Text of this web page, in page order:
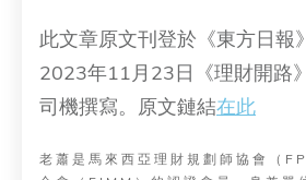
此文章原文刊登於《東方日報
2023年11月23日《理財開路
司機撰寫。原文鏈結在此
老蕭是馬來西亞理財規劃師協會（